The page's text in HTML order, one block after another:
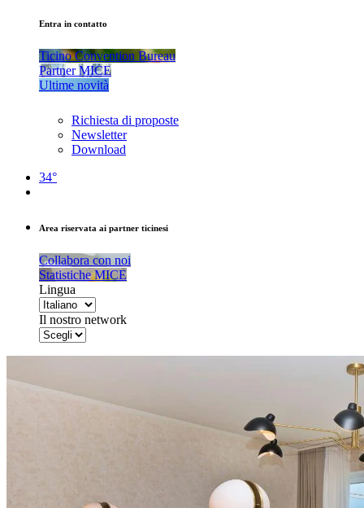
Entra in contatto
Ticino Convention Bureau
Partner MICE
Ultime novità
Richiesta di proposte
Newsletter
Download
34°
Area riservata ai partner ticinesi
Collabora con noi
Statistiche MICE
Lingua
Il nostro network